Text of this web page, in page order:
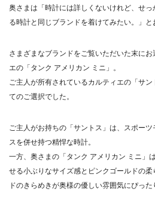
奥さまは「時計には詳しくないけれど、せ
る時計と同じブランドを着けてみたい。」と
さまざまなブランドをご覧いただいた末に
エの「タンク アメリカン ミニ」。
ご主人が所有されているカルティエの「サ
てのご選択でした。
ご主人がお持ちの「サントス」は、スポー
スを併せ持つ精悍な時計。
一方、奥さまの「タンク アメリカン ミニ」
せる小ぶりなサイズ感とピンクゴールドの
ドのきらめきが奥様の優しい雰囲気にぴった